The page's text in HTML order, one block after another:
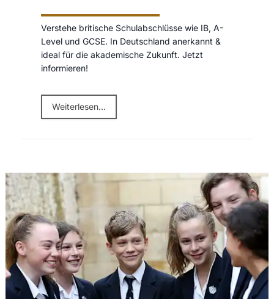
Verstehe britische Schulabschlüsse wie IB, A-
Level und GCSE. In Deutschland anerkannt &
ideal für die akademische Zukunft. Jetzt
informieren!
Weiterlesen...
Bewerbungsablauf für Internate